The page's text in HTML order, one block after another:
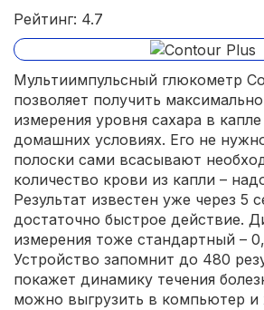
Рейтинг: 4.7
Мультиимпульсный глюкометр
позволяет получить
измерения уровня сахара в
домашних условиях. Его не
полоски сами всасывают
количество крови из капли –
Результат известен уже через 5
достаточно быстрое действие.
измерения тоже стандартный –
Устройство запомнит до 480
покажет динамику течения
можно выгрузить в компьютер и